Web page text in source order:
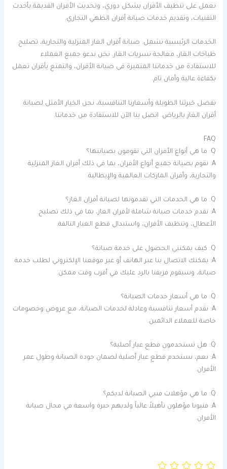
نعمل على تنظيف الأفران بشكل دوري، وتحديث الأفران القديمة بأحدث
التقنيات، وتقديم خدمات صيانة أفران الطهي التجاري.
الخدمات الرئيسية تشمل: صيانة أفران الغاز المنزلية والتجارية، تصليح
طباخات الغاز، معالجة تسربات الغاز. نحن ندعو جميع العملاء
للاستفادة من خدماتنا المتميزة في صيانة الأفران، والتمتع بأفران تعمل
بكفاءة عالية وأمان تام.
بفضل خبرتنا الطويلة وأسعارنا التنافسية، نحن الخيار الأمثل لصيانة
أفران الغاز بالرياض. اتصل بنا الآن للاستفادة من خدماتنا.
FAQ
Q: ما هي أنواع الأفران التي تقومون بصيانتها؟
A: نقوم بصيانة جميع أنواع الأفران، بما في ذلك أفران الغاز المنزلية
والتجارية، وأفران الماركات العالمية والإيطالية.
Q: ما هي الخدمات التي تقدمونها لصيانة أفران الغاز؟
A: نقدم خدمات صيانة شاملة لأفران الغاز، بما في ذلك تصليح
الأعطال، وتنظيف الأفران، واستبدال قطع الغيار التالفة.
Q: كيف يمكنني الحصول على خدمة صيانة؟
A: يمكنك الاتصال بنا عبر الهاتف أو عبر موقعنا الإلكتروني لطلب خدمة
صيانة، وسيقوم فريقنا بالرد عليك في أقرب وقت ممكن.
Q: ما هي أسعار خدمات الصيانة؟
A: نقدم أسعار تنافسية وعادلة لخدمات الصيانة، مع عروض وخصومات
خاصة للعملاء الدائمين.
Q: هل تستخدمون قطع غيار أصلية؟
A: نعم، نستخدم قطع غيار أصلية لضمان جودة الصيانة وطول عمر
الأفران.
Q: ما هي مؤهلات فنيي الصيانة لديكم؟
A: فنيونا مؤهلون تأهيلاً عالياً ولديهم خبرة واسعة في مجال صيانة
الأفران.